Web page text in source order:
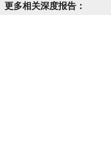
更多相关深度报告：